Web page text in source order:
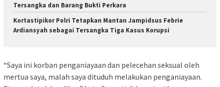
Tersangka dan Barang Bukti Perkara
Kortastipikor Polri Tetapkan Mantan Jampidsus Febrie
Ardiansyah sebagai Tersangka Tiga Kasus Korupsi
“Saya ini korban penganiayaan dan pelecehan seksual oleh
mertua saya, malah saya dituduh melakukan penganiayaan.